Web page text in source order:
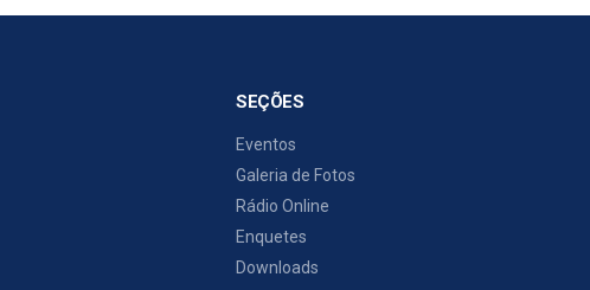
SEÇÕES
Eventos
Galeria de Fotos
Rádio Online
Enquetes
Downloads